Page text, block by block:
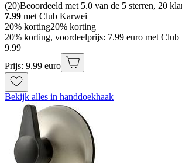
(20)Beoordeeld met 5.0 van de 5 sterren, 20
7.99 met Club Karwei
20% korting20% korting
20% korting, voordeelprijs: 7.99 euro met
9.99
Prijs: 9.99 euro
Bekijk alles in handdoekhaak